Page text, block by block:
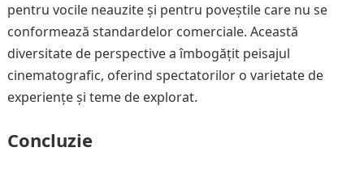
pentru vocile neauzite și pentru poveștile care nu se
conformează standardelor comerciale. Această
diversitate de perspective a îmbogățit peisajul
cinematografic, oferind spectatorilor o varietate de
experiențe și teme de explorat.
Concluzie